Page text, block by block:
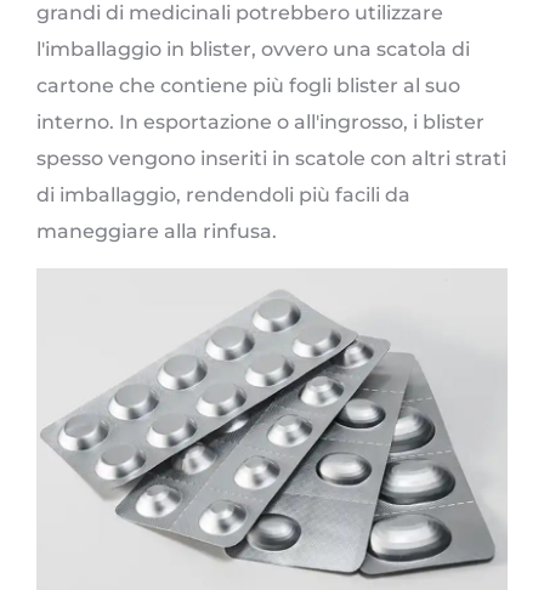
grandi di medicinali potrebbero utilizzare
l'imballaggio in blister, ovvero una scatola di
cartone che contiene più fogli blister al suo
interno. In esportazione o all'ingrosso, i blister
spesso vengono inseriti in scatole con altri strati
di imballaggio, rendendoli più facili da
maneggiare alla rinfusa.